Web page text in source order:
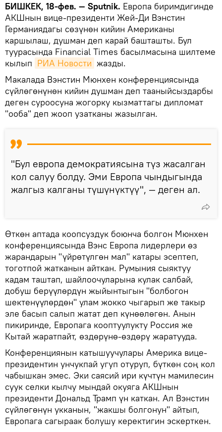
БИШКЕК, 18-фев. — Sputnik. Европа биримдигинде
АКШнын вице-президенти Жей-Ди Вэнстин
Германиядагы сөзүнөн кийин Американы
каршылаш, душман деп карай башташты. Бул
туурасында Financial Times басылмасына шилтеме
кылып РИА Новости жазды.
Макалада Вэнстин Мюнхен конференциясында
сүйлөгөнүнөн кийин душман деп тааныйсыздарбы
деген суроосуна жогорку кызматтагы дипломат
"ооба" деп жооп узатканы жазылган.
"Бул европа демократиясына түз жасалган
кол салуу болду. Эми Европа чындыгында
жалгыз калганы түшүнүктүү", — деген ал.
Өткөн аптада коопсуздук боюнча болгон Мюнхен
конференциясында Вэнс Европа лидерлери өз
жарандарын "үйрөтүлгөн мал" катары эсептеп,
тоготпой жатканын айткан. Румыния сыяктуу
кадам таштап, шайлоочуларына кулак салбай,
добуш берүүлөрдүн жыйынтыгын "болбогон
шектенүүлөрдөн" улам жокко чыгарып же такыр
эле басып салып жатат деп күнөөлөгөн. Анын
пикиринде, Европага кооптуулукту Россия же
Кытай жаратпайт, өздөрүнө-өздөрү жаратууда.
Конференциянын катышуучулары Америка вице-
президентин унчукпай угуп отуруп, бүткөн соң кол
чабышкан эмес. Эки саясий ири күчтүн мамилесин
суук селки кылчу мындай окуяга АКШнын
президенти Дональд Трамп үн каткан. Ал Вэнстин
сүйлөгөнүн укканын, "жакшы болгонун" айтып,
Европага сагыраак болушу керектигин эскерткен.